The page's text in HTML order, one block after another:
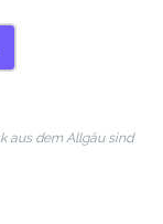
aus dem Allgäu sind